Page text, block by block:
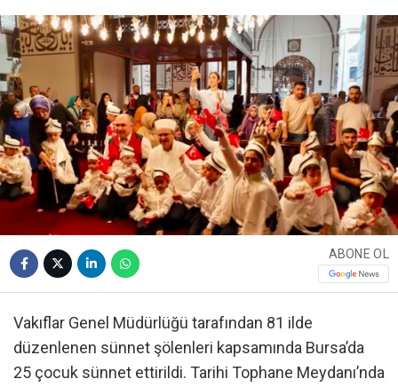
ABONE OL
Vakıflar Genel Müdürlüğü tarafından 81 ilde
düzenlenen sünnet şölenleri kapsamında Bursa’da
25 çocuk sünnet ettirildi. Tarihi Tophane Meydanı’nda